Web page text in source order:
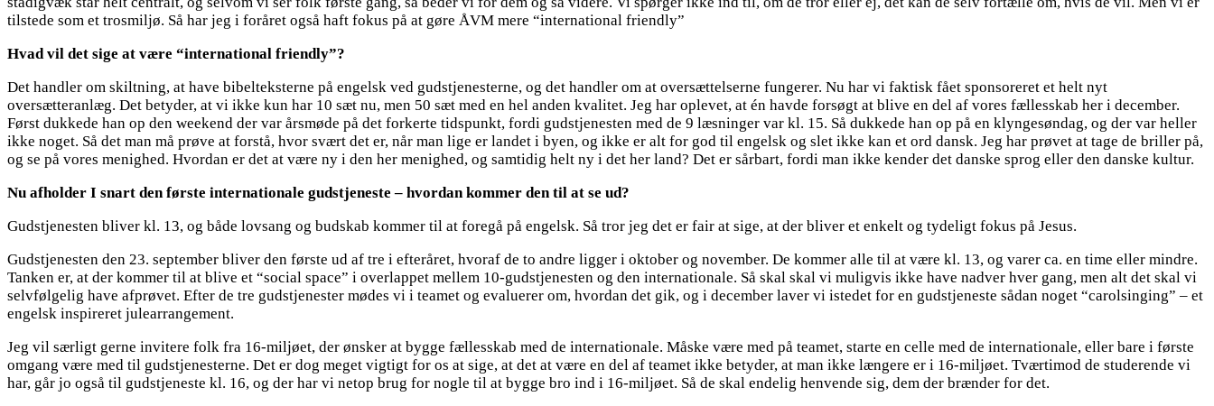
tilstede som et trosmiljø. Så har jeg i foråret også haft fokus på at gøre ÅVM mere “international friendly”
Hvad vil det sige at være “international friendly”?
Det handler om skiltning, at have bibelteksterne på engelsk ved gudstjenesterne, og det handler om at oversættelserne fungerer. Nu har vi faktisk fået sponsoreret et helt nyt
oversætteranlæg. Det betyder, at vi ikke kun har 10 sæt nu, men 50 sæt med en hel anden kvalitet. Jeg har oplevet, at én havde forsøgt at blive en del af vores fællesskab her i december.
Først dukkede han op den weekend der var årsmøde på det forkerte tidspunkt, fordi gudstjenesten med de 9 læsninger var kl. 15. Så dukkede han op på en klyngesøndag, og der var heller
ikke noget. Så det man må prøve at forstå, hvor svært det er, når man lige er landet i byen, og ikke er alt for god til engelsk og slet ikke kan et ord dansk. Jeg har prøvet at tage de briller på,
og se på vores menighed. Hvordan er det at være ny i den her menighed, og samtidig helt ny i det her land? Det er sårbart, fordi man ikke kender det danske sprog eller den danske kultur.
Nu afholder I snart den første internationale gudstjeneste – hvordan kommer den til at se ud?
Gudstjenesten bliver kl. 13, og både lovsang og budskab kommer til at foregå på engelsk. Så tror jeg det er fair at sige, at der bliver et enkelt og tydeligt fokus på Jesus.
Gudstjenesten den 23. september bliver den første ud af tre i efteråret, hvoraf de to andre ligger i oktober og november. De kommer alle til at være kl. 13, og varer ca. en time eller mindre.
Tanken er, at der kommer til at blive et “social space” i overlappet mellem 10-gudstjenesten og den internationale. Så skal skal vi muligvis ikke have nadver hver gang, men alt det skal vi
selvfølgelig have afprøvet. Efter de tre gudstjenester mødes vi i teamet og evaluerer om, hvordan det gik, og i december laver vi istedet for en gudstjeneste sådan noget “carolsinging” – et
engelsk inspireret julearrangement.
Jeg vil særligt gerne invitere folk fra 16-miljøet, der ønsker at bygge fællesskab med de internationale. Måske være med på teamet, starte en celle med de internationale, eller bare i første
omgang være med til gudstjenesterne. Det er dog meget vigtigt for os at sige, at det at være en del af teamet ikke betyder, at man ikke længere er i 16-miljøet. Tværtimod de studerende vi
har, går jo også til gudstjeneste kl. 16, og der har vi netop brug for nogle til at bygge bro ind i 16-miljøet. Så de skal endelig henvende sig, dem der brænder for det.